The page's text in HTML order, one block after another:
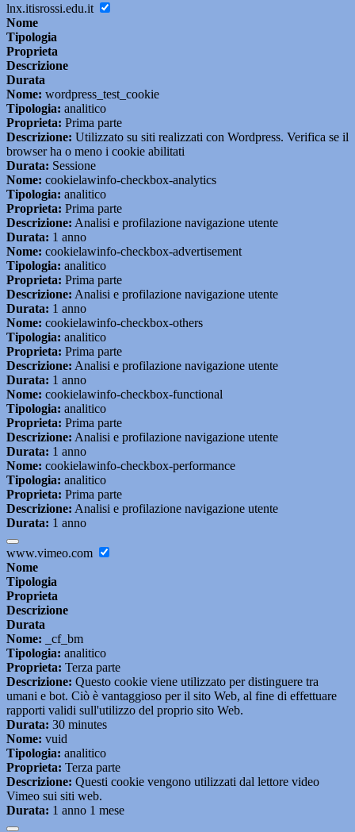
lnx.itisrossi.edu.it
Nome
Tipologia
Proprieta
Descrizione
Durata
Nome: wordpress_test_cookie
Tipologia: analitico
Proprieta: Prima parte
Descrizione: Utilizzato su siti realizzati con Wordpress. Verifica se il
browser ha o meno i cookie abilitati
Durata: Sessione
Nome: cookielawinfo-checkbox-analytics
Tipologia: analitico
Proprieta: Prima parte
Descrizione: Analisi e profilazione navigazione utente
Durata: 1 anno
Nome: cookielawinfo-checkbox-advertisement
Tipologia: analitico
Proprieta: Prima parte
Descrizione: Analisi e profilazione navigazione utente
Durata: 1 anno
Nome: cookielawinfo-checkbox-others
Tipologia: analitico
Proprieta: Prima parte
Descrizione: Analisi e profilazione navigazione utente
Durata: 1 anno
Nome: cookielawinfo-checkbox-functional
Tipologia: analitico
Proprieta: Prima parte
Descrizione: Analisi e profilazione navigazione utente
Durata: 1 anno
Nome: cookielawinfo-checkbox-performance
Tipologia: analitico
Proprieta: Prima parte
Descrizione: Analisi e profilazione navigazione utente
Durata: 1 anno
www.vimeo.com
Nome
Tipologia
Proprieta
Descrizione
Durata
Nome: _cf_bm
Tipologia: analitico
Proprieta: Terza parte
Descrizione: Questo cookie viene utilizzato per distinguere tra
umani e bot. Ciò è vantaggioso per il sito Web, al fine di effettuare
rapporti validi sull'utilizzo del proprio sito Web.
Durata: 30 minutes
Nome: vuid
Tipologia: analitico
Proprieta: Terza parte
Descrizione: Questi cookie vengono utilizzati dal lettore video
Vimeo sui siti web.
Durata: 1 anno 1 mese